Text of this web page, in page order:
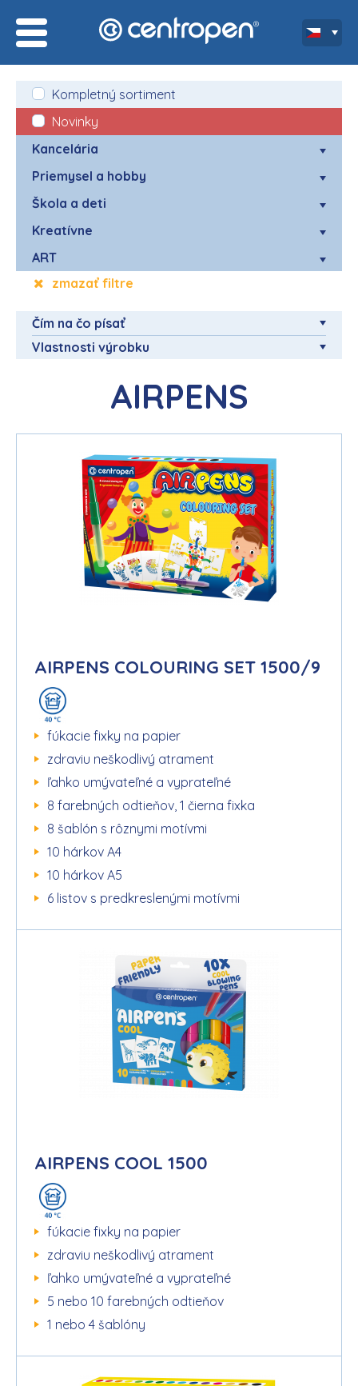
Kompletný sortiment
Novinky
Kancelária
Priemysel a hobby
Škola a deti
Kreatívne
ART
zmazať filtre
Čím na čo písať
Vlastnosti výrobku
AIRPENS
AIRPENS COLOURING SET 1500/9
fúkacie fixky na papier
zdraviu neškodlivý atrament
ľahko umývateľné a vyprateľné
8 farebných odtieňov, 1 čierna fixka
8 šablón s rôznymi motívmi
10 hárkov A4
10 hárkov A5
6 listov s predkreslenými motívmi
AIRPENS COOL 1500
fúkacie fixky na papier
zdraviu neškodlivý atrament
ľahko umývateľné a vyprateľné
5 nebo 10 farebných odtieňov
1 nebo 4 šablóny